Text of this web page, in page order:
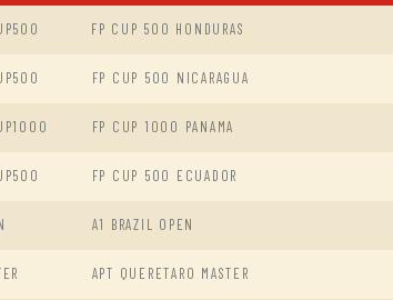
FP CUP 500 HONDURAS
FP CUP 500 NICARAGUA
FP CUP 1000 PANAMA
FP CUP 500 ECUADOR
A1 BRAZIL OPEN
APT QUERETARO MASTER